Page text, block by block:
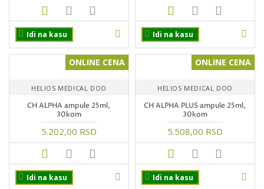
Idi na kasu Idi na kasu
ONLINE CENA
HELIOS MEDICAL DOO
CH ALPHA ampule 25ml,
30kom
5.202,00 RSD
Idi na kasu
ONLINE CENA
HELIOS MEDICAL DOO
CH ALPHA PLUS ampule 25ml,
30kom
5.508,00 RSD
Idi na kasu